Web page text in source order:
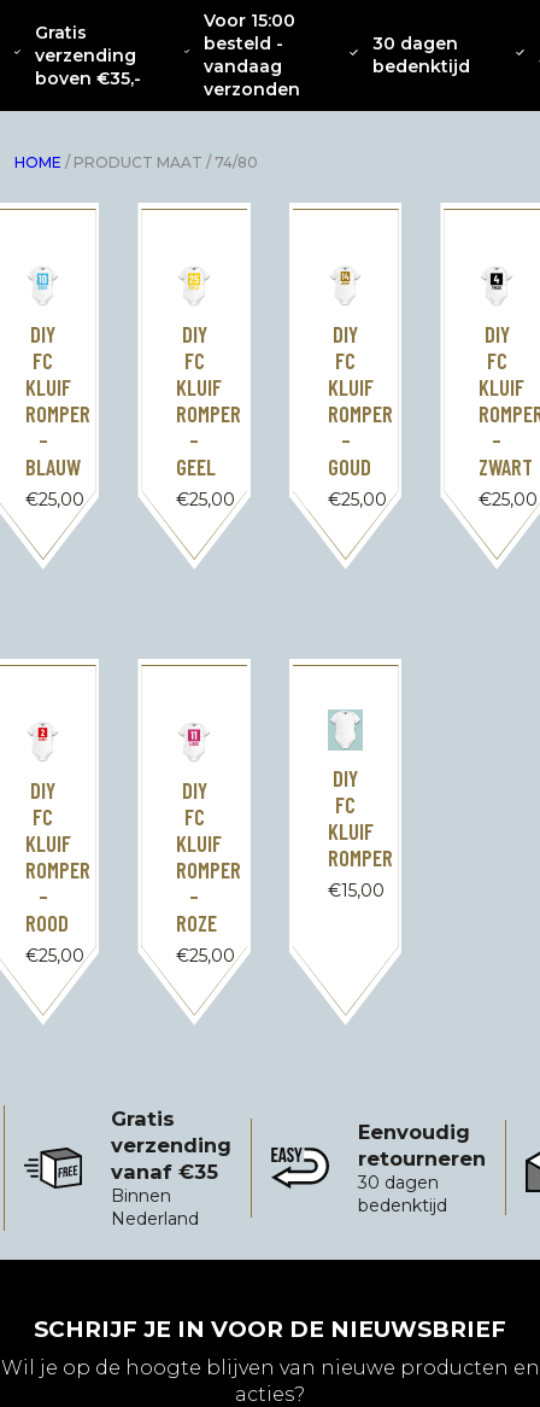
Gratis
verzending
boven €35,-
Voor 15:00
besteld -
vandaag
verzonden
30 dagen
bedenktijd
OVER
ONS
NIEUW
CATENACCIO
COLLECTIE
KLEDING INTERIEUR
HOME / PRODUCT MAAT / 74/80
DIY
FC
KLUIF
ROMPER
–
BLAUW
€25,00
DIY
FC
KLUIF
ROMPER
–
GEEL
€25,00
DIY
FC
KLUIF
ROMPER
–
GOUD
€25,00
DIY
FC
KLUIF
–
ZWART
€25,00
DIY
FC
KLUIF
ROMPER
–
ROOD
€25,00
DIY
FC
KLUIF
ROMPER
–
ROZE
€25,00
DIY
FC
KLUIF
ROMPER
€15,00
Gratis
verzending
vanaf €35
Binnen
Nederland
Gratis verzending vanaf €35
Eenvoudig
retourneren
30 dagen
bedenktijd
Eenvoudig retourneren
SCHRIJF JE IN VOOR DE NIEUWSBRIEF
Wil je op de hoogte blijven van nieuwe producten en
acties?